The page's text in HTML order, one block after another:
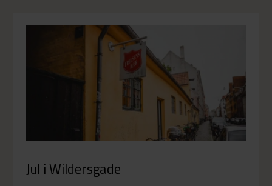
Jul i Wildersgade